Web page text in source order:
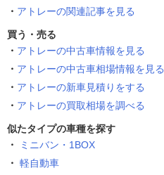
アトレーの関連記事を見る
買う・売る
アトレーの中古車情報を見る
アトレーの中古車相場情報を見る
アトレーの新車見積りをする
アトレーの買取相場を調べる
似たタイプの車種を探す
ミニバン・1BOX
軽自動車